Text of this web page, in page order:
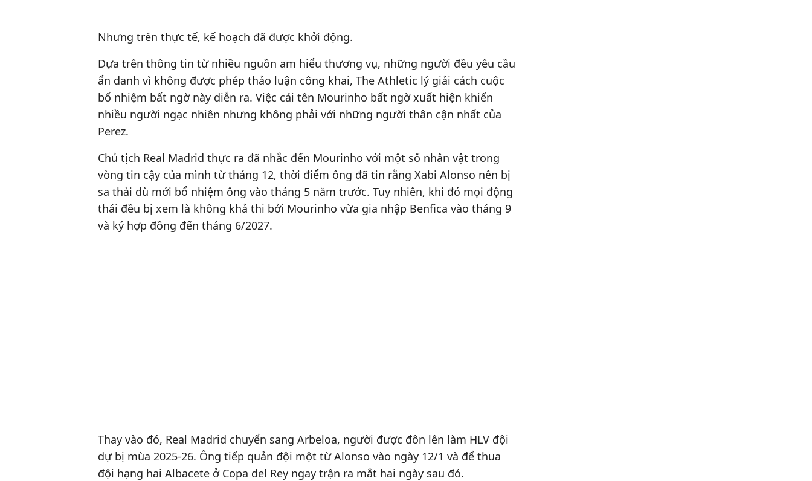
Nhưng trên thực tế, kế hoạch đã được khởi động.
Dựa trên thông tin từ nhiều nguồn am hiểu thương vụ, những người đều yêu cầu
ẩn danh vì không được phép thảo luận công khai, The Athletic lý giải cách cuộc
bổ nhiệm bất ngờ này diễn ra. Việc cái tên Mourinho bất ngờ xuất hiện khiến
nhiều người ngạc nhiên nhưng không phải với những người thân cận nhất của
Perez.
Chủ tịch Real Madrid thực ra đã nhắc đến Mourinho với một số nhân vật trong
vòng tin cậy của mình từ tháng 12, thời điểm ông đã tin rằng Xabi Alonso nên bị
sa thải dù mới bổ nhiệm ông vào tháng 5 năm trước. Tuy nhiên, khi đó mọi động
thái đều bị xem là không khả thi bởi Mourinho vừa gia nhập Benfica vào tháng 9
và ký hợp đồng đến tháng 6/2027.
Thay vào đó, Real Madrid chuyển sang Arbeloa, người được đôn lên làm HLV đội
dự bị mùa 2025-26. Ông tiếp quản đội một từ Alonso vào ngày 12/1 và để thua
đội hạng hai Albacete ở Copa del Rey ngay trận ra mắt hai ngày sau đó.